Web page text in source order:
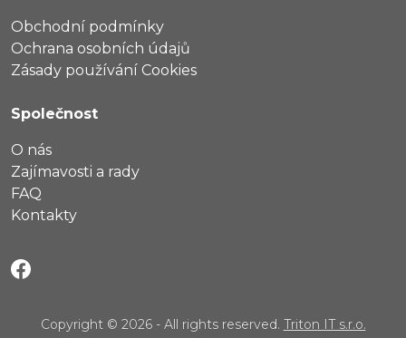
Obchodní podmínky
Ochrana osobních údajů
Zásady používání Cookies
Společnost
O nás
Zajímavosti a rady
FAQ
Kontakty
Copyright © 2026 - All rights reserved. Triton IT s.r.o.